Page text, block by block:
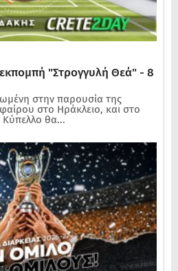
"Στρογγυλή Θεά" - 8
στην παρουσία της
στο Ηράκλειο, και στο
Κύπελλο θα...